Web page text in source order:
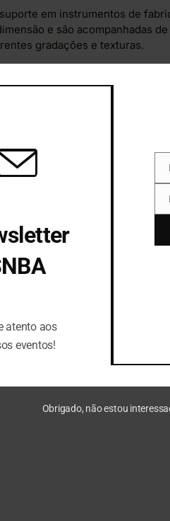
em instrumentos de
e são acompanhadas
gradações e texturas.
dos “negros”; na intervenção
matérico.
fenómeno social, pelo que a
e o Preto (a partir de 1910),
atento aos
eventos!
Obrigado, não estou